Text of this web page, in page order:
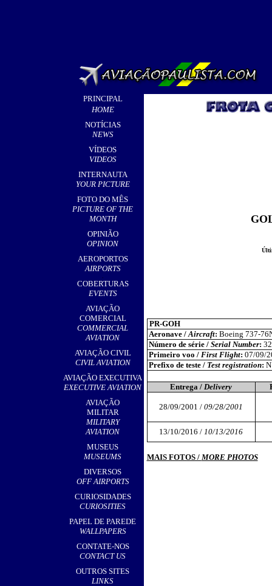
PRINCIPAL
HOME
NOTÍCIAS
NEWS
VÍDEOS
VIDEOS
INTERNAUTA
YOUR PICTURE
FOTO DO MÊS
PICTURE OF THE
MONTH
OPINIÃO
OPINION
AEROPORTOS
AIRPORTS
,
COBERTURAS
EVENTS
AVIAÇÃO
COMERCIAL
COMMERCIAL
AVIATION
AVIAÇÃO CIVIL
CIVIL AVIATION
AVIAÇÃO EXECUTIVA
EXECUTIVE AVIATION
AVIAÇÃO
MILITAR
MILITARY
AVIATION
MUSEUS
MUSEUMS
DIVERSOS
OFF AIRPORTS
CURIOSIDADES
CURIOSITIES
PAPEL DE PAREDE
WALLPAPERS
CONTATE-NOS
CONTACT US
OUTROS SITES
LINKS
PR-GOH
Aeronave /Aircraft: Boeing 737-
Número de série / Serial Number:
Primeiro voo / First Flight: 07/09/
Prefixo de teste /Test registration:
Entrega / Delivery
28/09/2001 / 09/28/2001
13/10/2016 / 10/13/2016
MAIS FOTOS / MORE PHOTOS